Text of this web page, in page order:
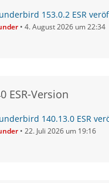
153.0.2 ESR
4. August 2026 um 22:34
ESR-Version
140.13.0 ESR
22. Juli 2026 um 19:16